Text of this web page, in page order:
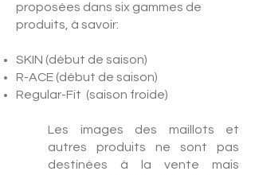
proposées dans six gammes de
produits, à savoir:​​​
SKIN (début de saison)
R-ACE (début de saison)
Regular-Fit (saison froide)​​
Les images des maillots et
autres produits ne sont pas
destinées à la vente mais